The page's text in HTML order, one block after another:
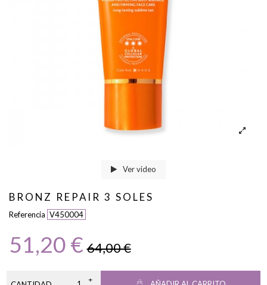
Ver video
BRONZ REPAIR 3 SOLES
Referencia V450004
51,20 € 64,00 €